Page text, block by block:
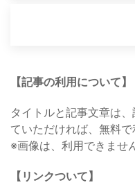
【記事の利用について】
タイトルと記事文章は
ていただければ、無料で
※画像は、利用できませ
【リンクついて】